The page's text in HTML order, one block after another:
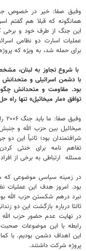
همانگونه که قبلا هم گفتم
این جنگ از طرف خود و برخی
عملیات اسارت دو نظامی
برای حمله شد، به ویژه که
با شروع تجاوز به لبنان،
با دشمن اسرائیلی و متحدانش
بود. مقاومت و متحدانش
توافق «مار میخائیل» تنها راه
میخائیل بین حزب الله و
شرافتمندان بود؛ ثانیاً این دو
تفاهم نامه برای خنثی
مسئله ارتباطی به برخی از
بود. امروز هدف این عملیات
نبرد درهم شکستن حزب الله
ثالثا درباره بازگشت این دو
رابطه با این موضوعات
این اهداف دشمن بودیم. با
پروژه شرکت داشتند.